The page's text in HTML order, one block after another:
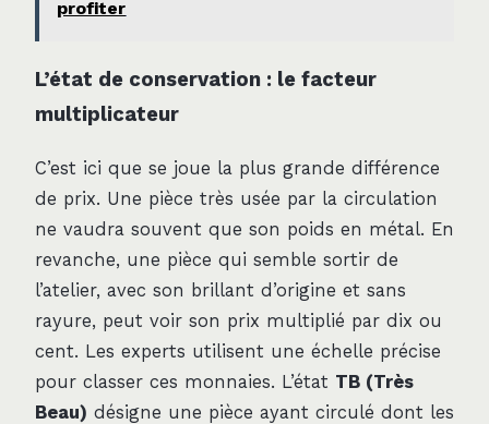
profiter
L’état de conservation : le facteur
multiplicateur
C’est ici que se joue la plus grande différence
de prix. Une pièce très usée par la circulation
ne vaudra souvent que son poids en métal. En
revanche, une pièce qui semble sortir de
l’atelier, avec son brillant d’origine et sans
rayure, peut voir son prix multiplié par dix ou
cent. Les experts utilisent une échelle précise
pour classer ces monnaies. L’état TB (Très
Beau) désigne une pièce ayant circulé dont les